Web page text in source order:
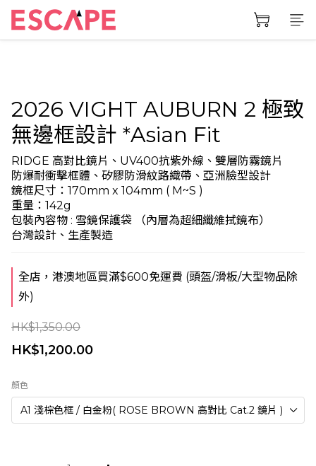
2026 VIGHT AUBURN 2 極致
無邊框設計 *Asian Fit
RIDGE 高對比鏡片、UV400抗紫外線、雙層防霧鏡片
防爆耐衝擊框體、矽膠防滑紋路織帶、亞洲臉型設計
鏡框尺寸：170mm x 104mm ( M~S )
重量：142g
包裝內容物 : 雪鏡保護袋 （內層為超細纖維拭鏡布）
台灣設計、生產製造
全店，港澳地區買滿$600免運費 (頭盔/滑板/大型物品除
外)
HK$1,350.00
HK$1,200.00
顏色